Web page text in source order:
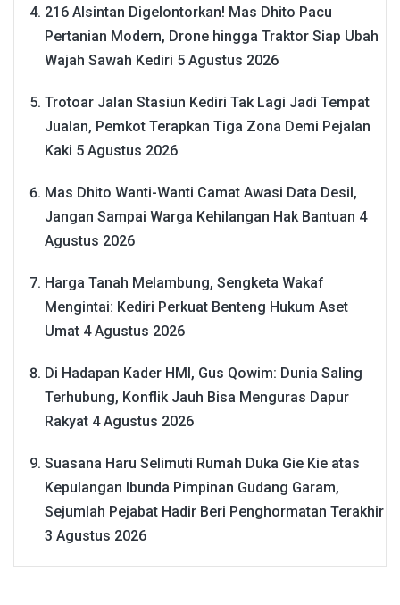
216 Alsintan Digelontorkan! Mas Dhito Pacu
Pertanian Modern, Drone hingga Traktor Siap Ubah
Wajah Sawah Kediri 5 Agustus 2026
Trotoar Jalan Stasiun Kediri Tak Lagi Jadi Tempat
Jualan, Pemkot Terapkan Tiga Zona Demi Pejalan
Kaki 5 Agustus 2026
Mas Dhito Wanti-Wanti Camat Awasi Data Desil,
Jangan Sampai Warga Kehilangan Hak Bantuan 4
Agustus 2026
Harga Tanah Melambung, Sengketa Wakaf
Mengintai: Kediri Perkuat Benteng Hukum Aset
Umat 4 Agustus 2026
Di Hadapan Kader HMI, Gus Qowim: Dunia Saling
Terhubung, Konflik Jauh Bisa Menguras Dapur
Rakyat 4 Agustus 2026
Suasana Haru Selimuti Rumah Duka Gie Kie atas
Kepulangan Ibunda Pimpinan Gudang Garam,
Sejumlah Pejabat Hadir Beri Penghormatan Terakhir
3 Agustus 2026